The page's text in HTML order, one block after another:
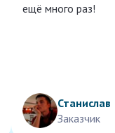
ещё много раз!
Станислав
Заказчик